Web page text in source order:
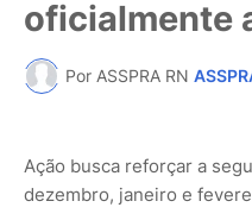
oficialmente
Por ASSPRA RN
Ação busca reforçar a
dezembro, janeiro e